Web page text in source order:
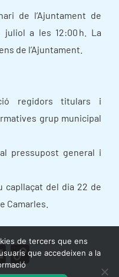
de l’Ajuntament de
a les 12:00 h. La
de l’Ajuntament.
regidors titulars i
grup municipal
pressupost general i
capllaçat del dia 22 de
Camarles.
E C
de tercers que ens
que accedeixen a la